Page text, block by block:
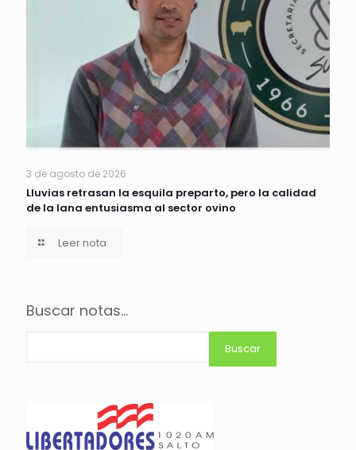
3 de agosto de 2026
Lluvias retrasan la esquila preparto, pero la calidad
de la lana entusiasma al sector ovino
Leer nota
Buscar notas...
Buscar